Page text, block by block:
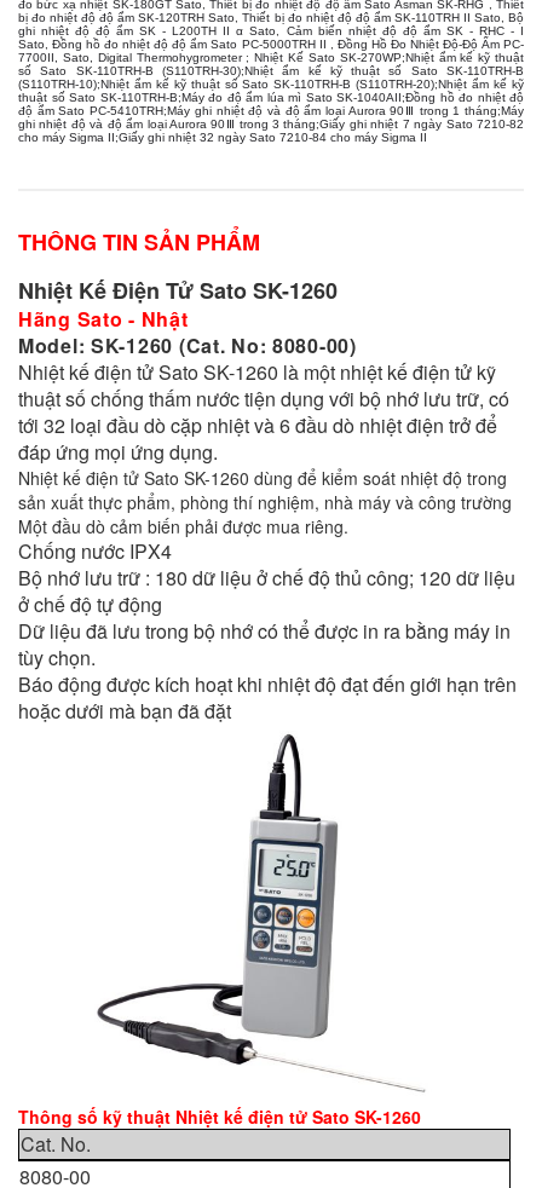
đo bức xạ nhiệt SK-180GT Sato ,Thiết bị đo nhiệt độ độ ẩm Sato Asman SK-RHG ,Thiết
bị đo nhiệt độ độ ẩm SK-120TRH Sato ,Thiết bị đo nhiệt độ độ ẩm SK-110TRH II Sato,Bộ
ghi nhiệt độ độ ẩm SK - L200TH II α Sato
Cảm biến nhiệt độ độ ẩm SK - RHC - I
Sato ,Đồng hồ đo nhiệt độ độ ẩm Sato PC-5000TRH II
Đồng Hồ Đo Nhiệt Độ-Độ Ẩm PC-
7700II, Sato, Digital Thermohygrometer ;Nhiệt Kế Sato SK-270WP;Nhiệt ẩm kế kỹ thuật
số Sato SK-110TRH-B (S110TRH-30);Nhiệt ẩm kế kỹ thuật số Sato SK-110TRH-B
(S110TRH-10);Nhiệt ẩm kế kỹ thuật số Sato SK-110TRH-B (S110TRH-20);Nhiệt ẩm kế kỹ
thuật số Sato SK-110TRH-B;Máy đo độ ẩm lúa mì Sato SK-1040AII;Đồng hồ đo nhiệt độ
độ ẩm Sato PC-5410TRH;Máy ghi nhiệt độ và độ ẩm loại Aurora 90Ⅲ trong 1 tháng;Máy
ghi nhiệt độ và độ ẩm loại Aurora 90Ⅲ trong 3 tháng;Giấy ghi nhiệt 7 ngày Sato 7210-82
cho máy Sigma II;Giấy ghi nhiệt 32 ngày Sato 7210-84 cho máy Sigma II
THÔNG TIN SẢN PHẨM
Nhiệt Kế Điện Tử Sato SK-1260
Hãng Sato - Nhật
Model: SK-1260 (Cat. No: 8080-00)
Nhiệt kế điện tử Sato SK-1260 là một nhiệt kế điện tử kỹ
thuật số chống thấm nước tiện dụng với bộ nhớ lưu trữ, có
tới 32 loại đầu dò cặp nhiệt và 6 đầu dò nhiệt điện trở để
đáp ứng mọi ứng dụng.
Nhiệt kế điện tử Sato SK-1260 dùng để kiểm soát nhiệt độ trong
sản xuất thực phẩm, phòng thí nghiệm, nhà máy và công trường
Một đầu dò cảm biến phải được mua riêng.
Chống nước IPX4
Bộ nhớ lưu trữ : 180 dữ liệu ở chế độ thủ công; 120 dữ liệu
ở chế độ tự động
Dữ liệu đã lưu trong bộ nhớ có thể được in ra bằng máy in
tùy chọn.
Báo động được kích hoạt khi nhiệt độ đạt đến giới hạn trên
hoặc dưới mà bạn đã đặt
Thông số kỹ thuật Nhiệt kế điện tử Sato SK-1260
Cat. No.
8080-00